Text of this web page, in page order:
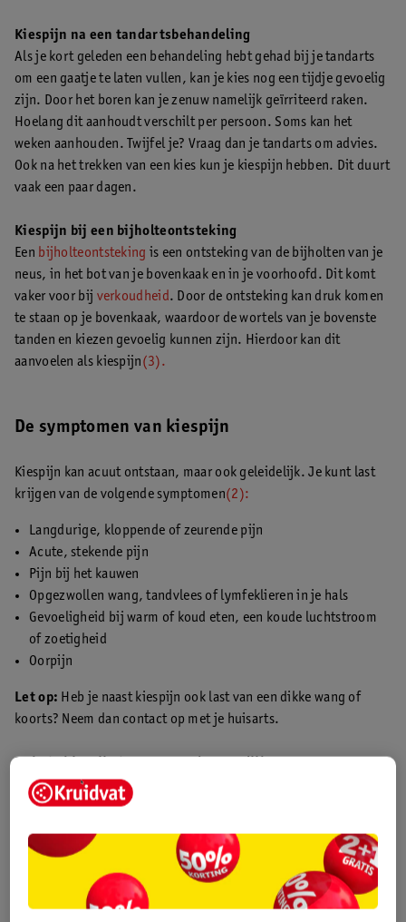
Kiespijn na een tandartsbehandeling
Als je kort geleden een behandeling hebt gehad bij je tandarts
om een gaatje te laten vullen, kan je kies nog een tijdje gevoelig
zijn. Door het boren kan je zenuw namelijk geïrriteerd raken.
Hoelang dit aanhoudt verschilt per persoon. Soms kan het
weken aanhouden. Twijfel je? Vraag dan je tandarts om advies.
Ook na het trekken van een kies kun je kiespijn hebben. Dit duurt
vaak een paar dagen.
Kiespijn bij een bijholteontsteking
Een bijholteontsteking is een ontsteking van de bijholten van je
neus, in het bot van je bovenkaak en in je voorhoofd. Dit komt
vaker voor bij verkoudheid. Door de ontsteking kan druk komen
te staan op je bovenkaak, waardoor de wortels van je bovenste
tanden en kiezen gevoelig kunnen zijn. Hierdoor kan dit
aanvoelen als kiespijn(3).
De symptomen van kiespijn
Kiespijn kan acuut ontstaan, maar ook geleidelijk. Je kunt last
krijgen van de volgende symptomen(2):
Langdurige, kloppende of zeurende pijn
Acute, stekende pijn
Pijn bij het kauwen
Opgezwollen wang, tandvlees of lymfeklieren in je hals
Gevoeligheid bij warm of koud eten, een koude luchtstroom
of zoetigheid
Oorpijn
Let op: Heb je naast kiespijn ook last van een dikke wang of
koorts? Neem dan contact op met je huisarts.
Je hebt kiespijn boven en onder tegelijk
Het kan zijn dat je kiespijn zich voor je gevoel verplaatst en
kaak pijnlijk zijn en heb je zowel boven als onder last. De
tandarts kan zien waar de pijn vandaan komt. Daarom is het
verstandig om een afspraak te maken met de tandarts als je last